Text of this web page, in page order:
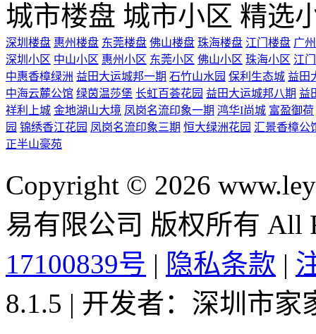
城市楼盘 城市小区 精选
深圳楼盘 惠州楼盘 东莞楼盘 佛山楼盘 珠海楼盘 江门楼盘 广
深圳小区 中山小区 惠州小区 东莞小区 佛山小区 珠海小区 江
中惠香樟绿洲 益田大运城邦一期 石竹山水园 保利生态城 益田
中海云麓公馆 绿茵温莎堡 长虹百荟花园 益田大运城邦八期 益
祥利上城 金地湖山大境 凤岗名流印象一期 鸿华I尚城 富盈御荷
园 锦绣香江花园 凤岗名流印象三期 恒大绿洲花园 汇景香樟公
正半山豪苑
Copyright © 2026
易有限公司 版权所有 All
17100839号 | 隐私条款 |
8.1.5 | 开发者：深圳市